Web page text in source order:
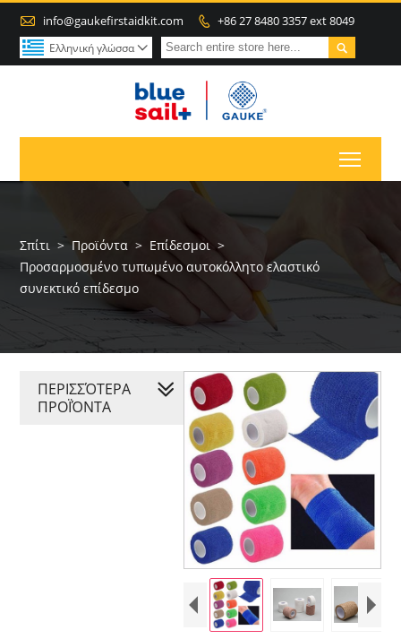
 info@gaukefirstaidkit.com  +86 27 8480 3357 ext 8049

Ελληνική γλώσσα 
Σπίτι > Προϊόντα > Επίδεσμοι >
Προσαρμοσμένο τυπωμένο αυτοκόλλητο ελαστικό
συνεκτικό επίδεσμο
ΠΕΡΙΣΣΌΤΕΡΑ
ΠΡΟΪΌΝΤΑ